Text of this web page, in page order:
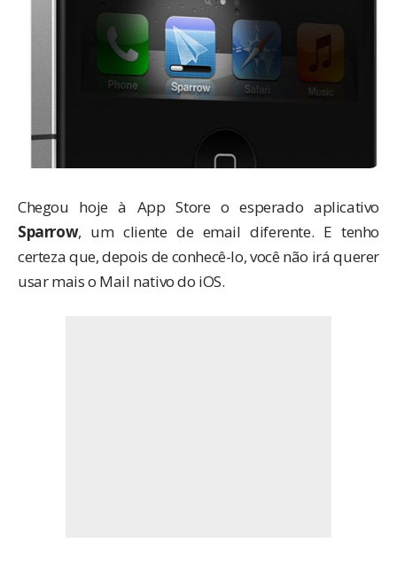
Chegou hoje à App Store oesperado aplicativo
Sparrow, um cliente de email diferente. E tenho
certeza que, depois de conhecê-lo, você não irá querer
usar mais o Mail nativo do iOS.